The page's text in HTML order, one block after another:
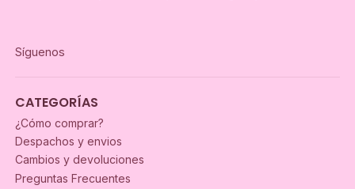
Síguenos
CATEGORÍAS
¿Cómo comprar?
Despachos y envios
Cambios y devoluciones
Preguntas Frecuentes